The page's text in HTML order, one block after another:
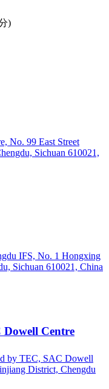
)
No. 99 East Street
Sichuan 610021,
IFS, No. 1 Hongxing
Sichuan 610021, China
Centre
by TEC, SAC Dowell
District, Chengdu